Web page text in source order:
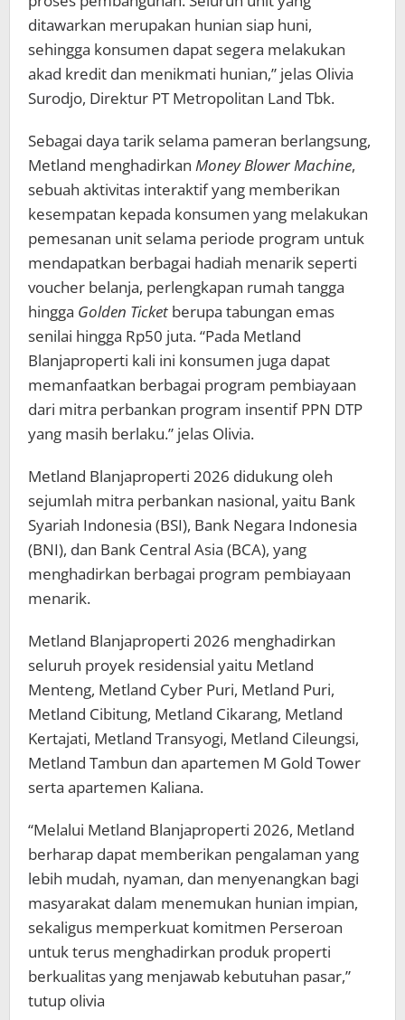
ditawarkan merupakan hunian siap huni,
sehingga konsumen dapat segera melakukan
akad kredit dan menikmati hunian,” jelas Olivia
Surodjo, Direktur PT Metropolitan Land Tbk.
Sebagai daya tarik selama pameran berlangsung,
Metland menghadirkan Money Blower Machine,
sebuah aktivitas interaktif yang memberikan
kesempatan kepada konsumen yang melakukan
pemesanan unit selama periode program untuk
mendapatkan berbagai hadiah menarik seperti
voucher belanja, perlengkapan rumah tangga
hingga Golden Ticket berupa tabungan emas
senilai hingga Rp50 juta. “Pada Metland
Blanjaproperti kali ini konsumen juga dapat
memanfaatkan berbagai program pembiayaan
dari mitra perbankan program insentif PPN DTP
yang masih berlaku.” jelas Olivia.
Metland Blanjaproperti 2026 didukung oleh
sejumlah mitra perbankan nasional, yaitu Bank
Syariah Indonesia (BSI), Bank Negara Indonesia
(BNI), dan Bank Central Asia (BCA), yang
menghadirkan berbagai program pembiayaan
menarik.
Metland Blanjaproperti 2026 menghadirkan
seluruh proyek residensial yaitu Metland
Menteng, Metland Cyber Puri, Metland Puri,
Metland Cibitung, Metland Cikarang, Metland
Kertajati, Metland Transyogi, Metland Cileungsi,
Metland Tambun dan apartemen M Gold Tower
serta apartemen Kaliana.
“Melalui Metland Blanjaproperti 2026, Metland
berharap dapat memberikan pengalaman yang
lebih mudah, nyaman, dan menyenangkan bagi
masyarakat dalam menemukan hunian impian,
sekaligus memperkuat komitmen Perseroan
untuk terus menghadirkan produk properti
berkualitas yang menjawab kebutuhan pasar,”
tutup olivia